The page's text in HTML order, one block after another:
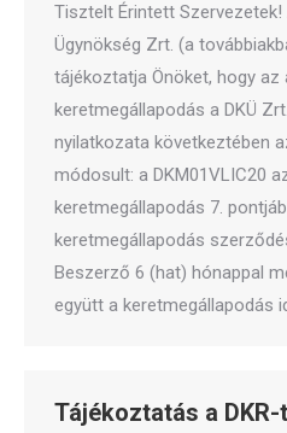
Tisztelt Érintett
Ügynökség Zrt. (a
tájékoztatja Önöket, hogy az
keretmegállapodás a DKÜ
nyilatkozata következtében
módosult: a DKM01VLIC20
keretmegállapodás 7.
keretmegállapodás
Beszerző 6 (hat) hónappal
együtt a keretmegállapodás
Tájékoztatás a